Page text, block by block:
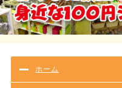
ホーム